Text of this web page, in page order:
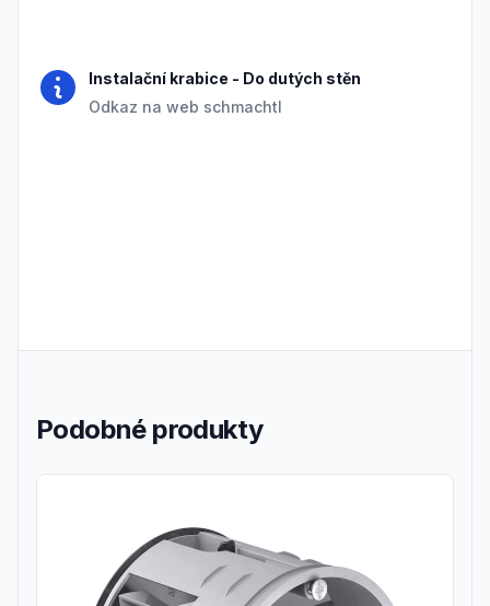
Instalační krabice - Do dutých stěn
Odkaz na web schmachtl
Podobné produkty